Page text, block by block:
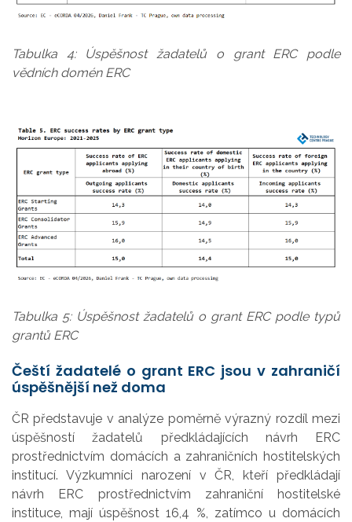
Tabulka 4: Úspěšnost žadatelů o grant ERC podle
vědních domén ERC
Tabulka 5: Úspěšnost žadatelů o grant ERC podle typů
grantů ERC
Čeští žadatelé o grant ERC jsou v zahraničí
úspěšnější než doma
ČR představuje v analýze poměrně výrazný rozdíl mezi
úspěšností žadatelů předkládajících návrh ERC
prostřednictvím domácích a zahraničních hostitelských
institucí. Výzkumníci narození v ČR, kteří předkládají
návrh ERC prostřednictvím zahraniční hostitelské
instituce, mají úspěšnost 16,4 %, zatímco u domácích